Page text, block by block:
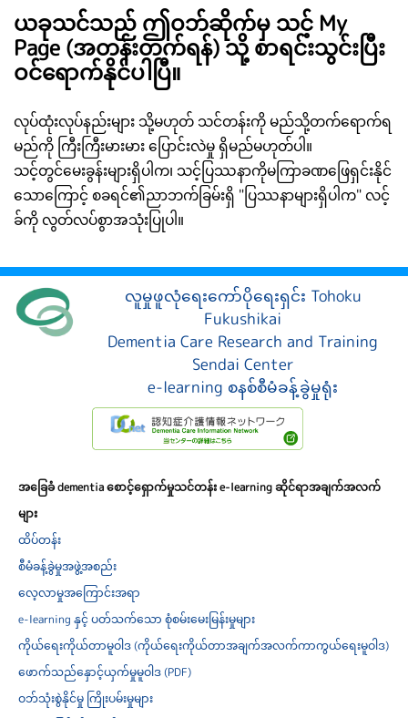
ယခုသင်သည် ဤဝဘ်ဆိုက်မှ သင့် My
Page (အတန်းတက်ရန်) သို့ စာရင်းသွင်းပြီး
ဝင်ရောက်နိုင်ပါပြီ။
လုပ်ထုံးလုပ်နည်းများ သို့မဟုတ် သင်တန်းကို မည်သို့တက်ရောက်ရ
မည်ကို ကြီးကြီးမားမား ပြောင်းလဲမှု ရှိမည်မဟုတ်ပါ။
သင့်တွင်မေးခွန်းများရှိပါက၊ သင့်ပြဿနာကိုမကြာခဏဖြေရှင်းနိုင်
သောကြောင့် စခရင်၏ညာဘက်ခြမ်းရှိ "ပြဿနာများရှိပါက" လင့်
ခ်ကို လွတ်လပ်စွာအသုံးပြုပါ။
လူမှုဖူလုံရေးကော်ပိုရေးရှင်း Tohoku
Fukushikai
Dementia Care Research and Training
Sendai Center
e-learning စနစ်စီမံခန့်ခွဲမှုရုံး
အခြေခံ dementia စောင့်ရှောက်မှုသင်တန်း e-learning ဆိုင်ရာအချက်အလက်
များ
ထိပ်တန်း
စီမံခန့်ခွဲမှုအဖွဲ့အစည်း
လေ့လာမှုအကြောင်းအရာ
e-learning နှင့် ပတ်သက်သော စုံစမ်းမေးမြန်းမှုများ
ကိုယ်ရေးကိုယ်တာမူဝါဒ (ကိုယ်ရေးကိုယ်တာအချက်အလက်ကာကွယ်ရေးမူဝါဒ)
ဖောက်သည်နှောင့်ယှက်မှုမူဝါဒ (PDF)
ဝဘ်သုံးစွဲနိုင်မှု ကြိုးပမ်းမှုများ